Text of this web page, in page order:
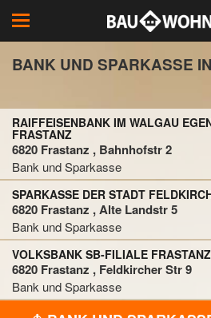
Toggle
navigation
BANK UND SPARKASSE
RAIFFEISENBANK IM WALGAU
FRASTANZ
6820 Frastanz , Bahnhofstr 2
Bank und Sparkasse
SPARKASSE DER STADT
6820 Frastanz , Alte Landstr 5
Bank und Sparkasse
VOLKSBANK SB-FILIALE FRASTANZ
6820 Frastanz , Feldkircher Str 9
Bank und Sparkasse